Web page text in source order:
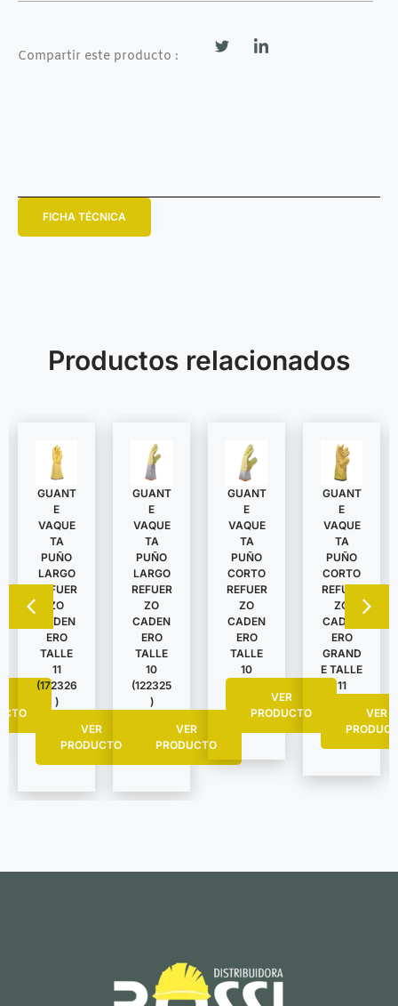
Compartir este producto :
FICHA TÉCNICA
Productos relacionados
GUANT
E
VAQUE
TA
PUÑO
LARGO
REFUER
ZO
CADEN
ERO
TALLE
11
(172326
)
VER
PRODUCTO
GUANT
E
VAQUE
TA
PUÑO
LARGO
REFUER
ZO
CADEN
ERO
TALLE
10
(122325
)
VER
PRODUCTO
GUANT
E
VAQUE
TA
PUÑO
CORTO
REFUER
ZO
CADEN
ERO
TALLE
10
VER
PRODUCTO
GUANT
E
VAQUE
TA
PUÑO
CORTO
REFUER
ZO
CADEN
ERO
GRAND
E TALLE
11
VER